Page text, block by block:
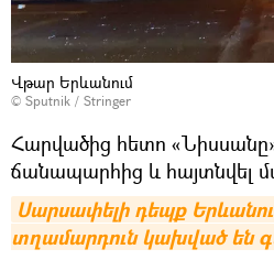
Վթար Երևանում
© Sputnik / Stringer
Հարվածից հետո «Նիսսանը»
ճանապարհից և հայտնվել
Սարսափելի դեպք
տղամարդուն կախված են